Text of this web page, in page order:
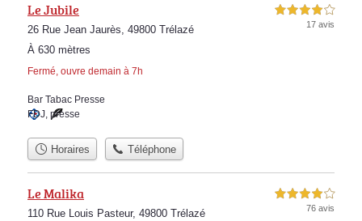
Le Jubile
26 Rue Jean Jaurès, 49800 Trélazé
À 630 mètres
Fermé, ouvre demain à 7h
4,0 étoiles sur 5
17 avis
Bar Tabac Presse
FDJ, presse
Horaires Téléphone
Le Malika
110 Rue Louis Pasteur, 49800 Trélazé
4,0 étoiles sur 5
76 avis